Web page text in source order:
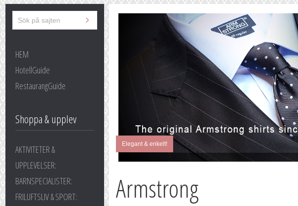
HEM
HotellGuide
RestaurangGuide
Shoppa & upplev
AKTIVITETER &
UPPLEVELSER:
BARNSPECIALISTER:
FRILUFTSLIV & SPORT:
Elegant & enkelt!
Armstrong